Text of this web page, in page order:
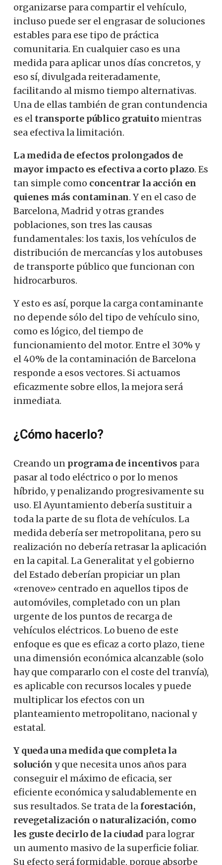
organizarse para compartir el vehículo,
incluso puede ser el engrasar de soluciones
estables para ese tipo de práctica
comunitaria. En cualquier caso es una
medida para aplicar unos días concretos, y
eso sí, divulgada reiteradamente,
facilitando al mismo tiempo alternativas.
Una de ellas también de gran contundencia
es el transporte público gratuitomientras
sea efectiva la limitación.
La medida de efectos prolongados de
mayor impacto es efectiva a corto plazo. Es
tan simple como concentrar la acción en
quienes más contaminan. Y en el caso de
Barcelona, ​​Madrid y otras grandes
poblaciones, son tres las causas
fundamentales: los taxis, los vehículos de
distribución de mercancías y los autobuses
de transporte público que funcionan con
hidrocarburos.
Y esto es así, porque la carga contaminante
no depende sólo del tipo de vehículo sino,
como es lógico, del tiempo de
funcionamiento del motor. Entre el 30% y
el 40% de la contaminación de Barcelona
responde a esos vectores. Si actuamos
eficazmente sobre ellos, la mejora será
inmediata.
¿Cómo hacerlo?
Creando un programa de incentivos para
pasar al todo eléctrico o por lo menos
híbrido, y penalizando progresivamente su
uso. El Ayuntamiento debería sustituir a
toda la parte de su flota de vehículos. La
medida debería ser metropolitana, pero su
realización no debería retrasar la aplicación
en la capital. La Generalitat y el gobierno
del Estado deberían propiciar un plan
«renove» centrado en aquellos tipos de
automóviles, completado con un plan
urgente de los puntos de recarga de
vehículos eléctricos. Lo bueno de este
enfoque es que es eficaz a corto plazo, tiene
una dimensión económica alcanzable (solo
hay que compararlo con el coste del tranvía),
es aplicable con recursos locales y puede
multiplicar los efectos con un
planteamiento metropolitano, nacional y
estatal.
Y queda una medida que completa la
solución y que necesita unos años para
conseguir el máximo de eficacia, ser
eficiente económica y saludablemente en
sus resultados. Se trata de la forestación,
revegetalización o naturalización, como
les guste decirlo de la ciudad para lograr
un aumento masivo de la superficie foliar.
Su efecto será formidable, porque absorbe